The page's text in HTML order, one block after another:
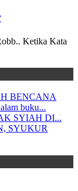
Ketika Kata
BENCANA
buku...
SYIAH DI...
SYUKUR